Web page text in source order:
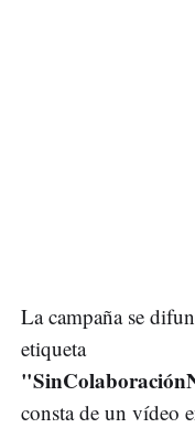
La campaña se
etiqueta
consta de un vídeo